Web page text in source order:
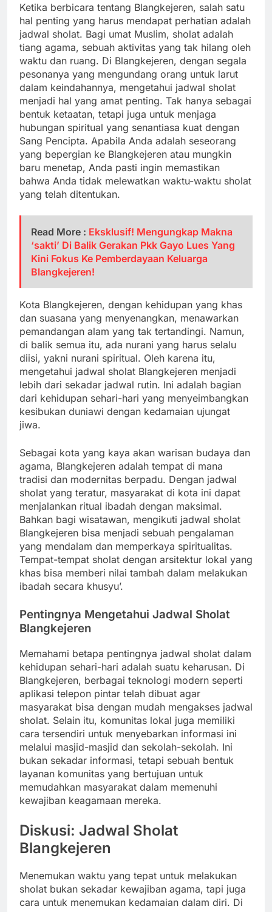
Ketika berbicara tentang Blangkejeren, salah satu
hal penting yang harus mendapat perhatian adalah
jadwal sholat. Bagi umat Muslim, sholat adalah
tiang agama, sebuah aktivitas yang tak hilang oleh
waktu dan ruang. Di Blangkejeren, dengan segala
pesonanya yang mengundang orang untuk larut
dalam keindahannya, mengetahui jadwal sholat
menjadi hal yang amat penting. Tak hanya sebagai
bentuk ketaatan, tetapi juga untuk menjaga
hubungan spiritual yang senantiasa kuat dengan
Sang Pencipta. Apabila Anda adalah seseorang
yang bepergian ke Blangkejeren atau mungkin
baru menetap, Anda pasti ingin memastikan
bahwa Anda tidak melewatkan waktu-waktu sholat
yang telah ditentukan.
Read More : Eksklusif! Mengungkap Makna
‘sakti’ Di Balik Gerakan Pkk Gayo Lues Yang
Kini Fokus Ke Pemberdayaan Keluarga
Blangkejeren!
Kota Blangkejeren, dengan kehidupan yang khas
dan suasana yang menyenangkan, menawarkan
pemandangan alam yang tak tertandingi. Namun,
di balik semua itu, ada nurani yang harus selalu
diisi, yakni nurani spiritual. Oleh karena itu,
mengetahui jadwal sholat Blangkejeren menjadi
lebih dari sekadar jadwal rutin. Ini adalah bagian
dari kehidupan sehari-hari yang menyeimbangkan
kesibukan duniawi dengan kedamaian ujungat
jiwa.
Sebagai kota yang kaya akan warisan budaya dan
agama, Blangkejeren adalah tempat di mana
tradisi dan modernitas berpadu. Dengan jadwal
sholat yang teratur, masyarakat di kota ini dapat
menjalankan ritual ibadah dengan maksimal.
Bahkan bagi wisatawan, mengikuti jadwal sholat
Blangkejeren bisa menjadi sebuah pengalaman
yang mendalam dan memperkaya spiritualitas.
Tempat-tempat sholat dengan arsitektur lokal yang
khas bisa memberi nilai tambah dalam melakukan
ibadah secara khusyu’.
Pentingnya Mengetahui Jadwal Sholat
Blangkejeren
Memahami betapa pentingnya jadwal sholat dalam
kehidupan sehari-hari adalah suatu keharusan. Di
Blangkejeren, berbagai teknologi modern seperti
aplikasi telepon pintar telah dibuat agar
masyarakat bisa dengan mudah mengakses jadwal
sholat. Selain itu, komunitas lokal juga memiliki
cara tersendiri untuk menyebarkan informasi ini
melalui masjid-masjid dan sekolah-sekolah. Ini
bukan sekadar informasi, tetapi sebuah bentuk
layanan komunitas yang bertujuan untuk
memudahkan masyarakat dalam memenuhi
kewajiban keagamaan mereka.
Diskusi: Jadwal Sholat
Blangkejeren
Menemukan waktu yang tepat untuk melakukan
sholat bukan sekadar kewajiban agama, tapi juga
cara untuk menemukan kedamaian dalam diri. Di